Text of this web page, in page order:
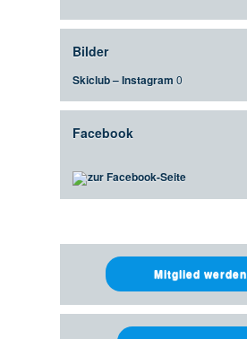
Bilder
Skiclub – Instagram 0
Facebook
zur Facebook-Seite
Mitglied werden